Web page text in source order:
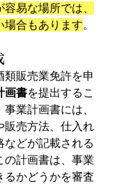
易な場所では、
場合もあります。
販売業免許を申
画書を提出するこ
業計画書には、
販売方法、仕入れ
などが記載される
の計画書は、事業
るかどうかを審査